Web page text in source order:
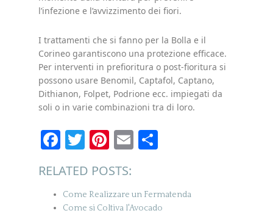
l’infezione e l’avvizzimento dei fiori.
I trattamenti che si fanno per la Bolla e il
Corineo garantiscono una protezione efficace.
Per interventi in prefioritura o post-fioritura si
possono usare Benomil, Captafol, Captano,
Dithianon, Folpet, Podrione ecc. impiegati da
soli o in varie combinazioni tra di loro.
Facebook
Twitter
Pinterest
Email
RELATED POSTS:
Come Realizzare un Fermatenda
Come si Coltiva l'Avocado